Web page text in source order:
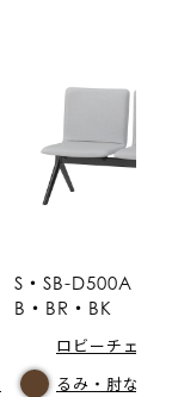
S・SB-D500A・
B・BR・BK
ロビーチェア
るみ・肘なし